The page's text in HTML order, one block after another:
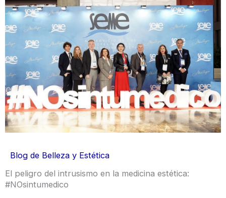
Blog de Belleza y Estética
El peligro del intrusismo en la medicina estética:
#NOsintumedico